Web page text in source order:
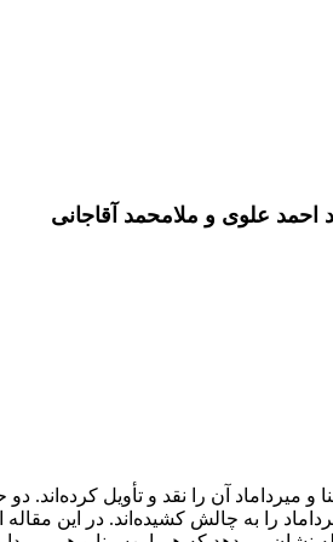
احمد علوی و ملامحمد آقاجانی
و میرداماد آن را نقد و تأویل
را به چالش کشیده‌اند. در این